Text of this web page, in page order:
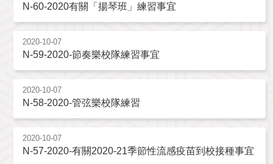
N-60-2020有關「揚琴班」練習事宜
2020-10-07
N-59-2020-節奏樂校隊練習事宜
2020-10-07
N-58-2020-管弦樂校隊練習
2020-10-07
N-57-2020-有關2020-21季節性流感疫苗到校接種事宜